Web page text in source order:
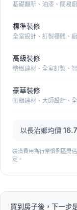
基礎翻新、油漆、簡易
標準裝修
全室設計、訂製櫃體、
高級裝修
精緻建材、全室訂製、
豪華裝修
頂級建材、大師設計、
以長治鄉均價 16.7
裝潢費用為行業慣例區間
定。
買到房子後，下一步